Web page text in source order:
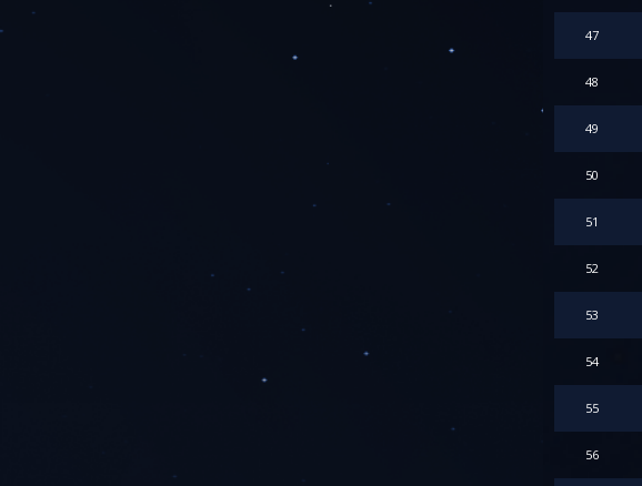
47
48
49
50
51
52
53
54
55
56